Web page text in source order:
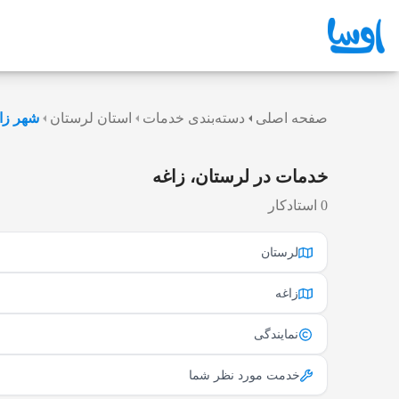
صفحه اصلی دسته‌بندی خدمات استان لرستان شهر
خدمات در لرستان، زاغه
0 استادکار
لرستان
زاغه
نمایندگی
خدمت مورد نظر شما